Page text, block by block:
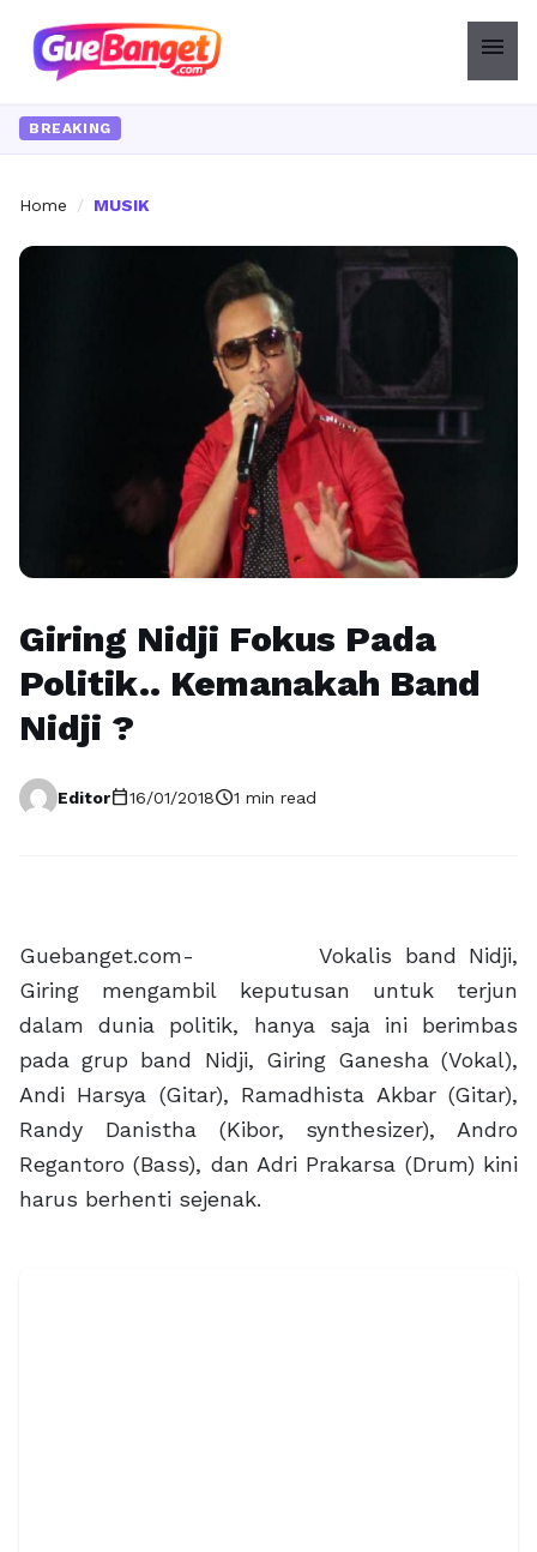
menu
BREAKING
Home / MUSIK
Giring Nidji Fokus Pada
Politik.. Kemanakah Band
Nidji ?
Editorcalendar_today16/01/2018schedule1 min read
Guebanget.com- Vokalis band Nidji,
Giring mengambil keputusan untuk terjun
dalam dunia politik, hanya saja ini berimbas
pada grup band Nidji, Giring Ganesha (Vokal),
Andi Harsya (Gitar), Ramadhista Akbar (Gitar),
Randy Danistha (Kibor, synthesizer), Andro
Regantoro (Bass), dan Adri Prakarsa (Drum) kini
harus berhenti sejenak.